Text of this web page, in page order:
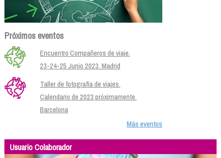
Próximos eventos
Encuentro Compañeros de viaje.
23-24-25 Junio 2023. Madrid
Taller de fotografía de viajes.
Calendario de 2023 próximamente.
Barcelona
Más eventos
Usuario Colaborador